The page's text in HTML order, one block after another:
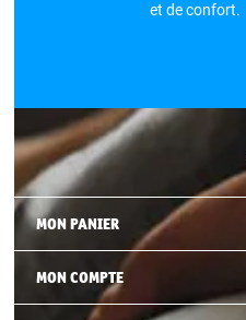
et de confort.
MON PANIER
MON COMPTE